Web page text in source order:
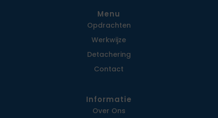
Menu
Opdrachten
Werkwijze
Detachering
Contact
Informatie
Over Ons